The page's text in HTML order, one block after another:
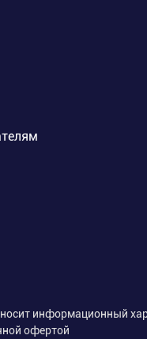
информационный
офертой